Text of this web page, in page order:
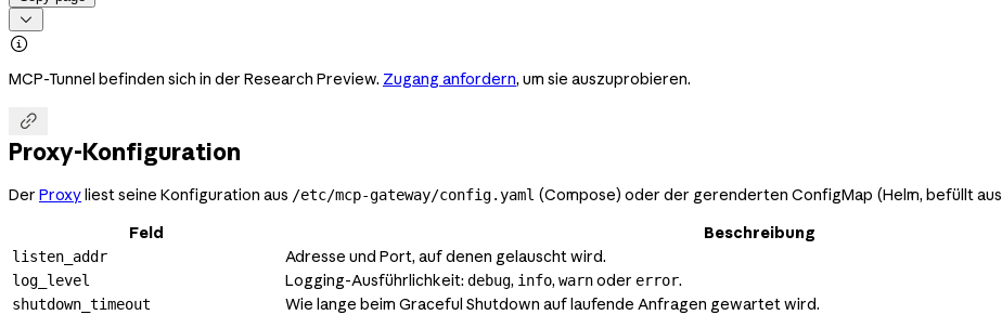


MCP-Tunnel befinden sich in der Research Preview. Zugang anfordern, um sie auszuprobieren.

Proxy-Konfiguration
Der Proxyliest seine Konfiguration aus /etc/mcp-gateway/config.yaml (Compose) oder der gerenderten ConfigMap (Helm, befüllt aus
Feld
Beschreibung
listen_addr Adresse und Port, auf denen gelauscht wird.
log_level Logging-Ausführlichkeit: debug, info, warnoder error.
shutdown_timeout
Wie lange beim Graceful Shutdown auf laufende Anfragen gewartet wird.